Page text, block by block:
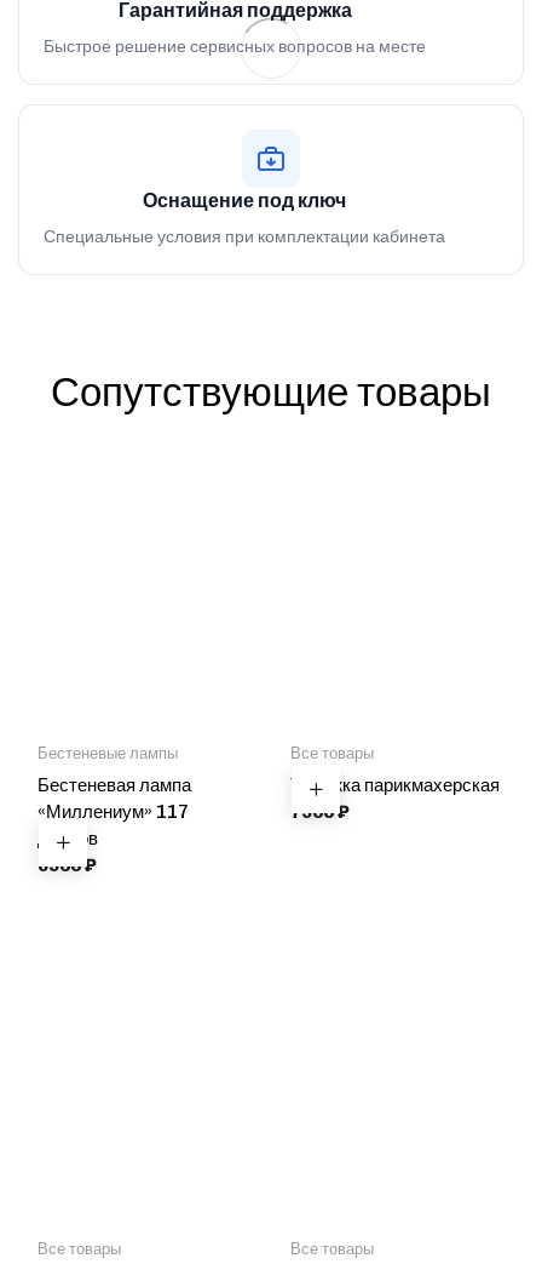
Гарантийная поддержка
Быстрое решение сервисных вопросов на месте
Оснащение под ключ
Специальные условия при комплектации кабинета
Сопутствующие товары
Бестеневые лампы
Бестеневая лампа
«Миллениум» 117
диодов
6900₽
Все товары
Тележка парикмахерская
7900₽
Все товары Все товары